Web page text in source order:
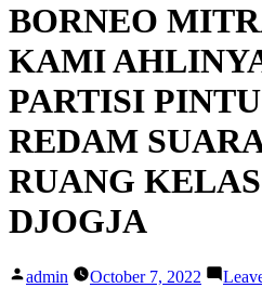
BORNEO
KAMI
PARTISI
REDAM
RUANG
DJOGJA
Posted
admin October 7, 2022